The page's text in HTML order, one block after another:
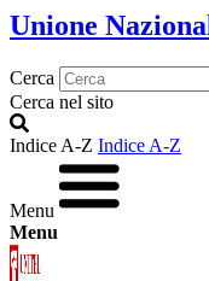
Unione
Cerca
Cerca nel sito
Indice A-Z Indice A-Z
Menu
Menu